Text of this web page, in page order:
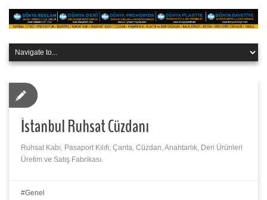
İstanbul Ruhsat Cüzdanı
Ruhsat Kabı, Pasaport Kılıfı, Çanta, Cüzdan, Anahtarlık, Deri Ürünleri
Üretim ve Satış Fabrikası.
Genel